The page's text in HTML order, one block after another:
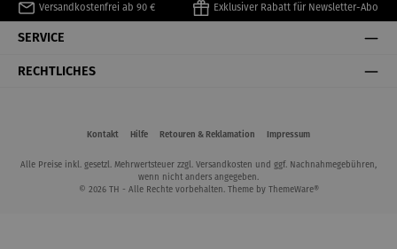
Versandkostenfrei ab 90 € Exklusiver Rabatt für Newsletter-Abo
SERVICE
RECHTLICHES
Kontakt Hilfe Retouren & Reklamation Impressum
Alle Preise inkl. gesetzl. Mehrwertsteuer zzgl. Versandkosten und ggf. Nachnahmegebühren,
wenn nicht anders angegeben.
© 2026 TH - Alle Rechte vorbehalten. Theme by ThemeWare®